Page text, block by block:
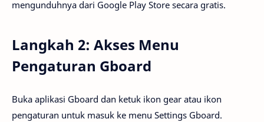
mengunduhnya dari Google Play Store secara gratis.
Langkah 2: Akses Menu
Pengaturan Gboard
Buka aplikasi Gboard dan ketuk ikon gear atau ikon
pengaturan untuk masuk ke menu Settings Gboard.